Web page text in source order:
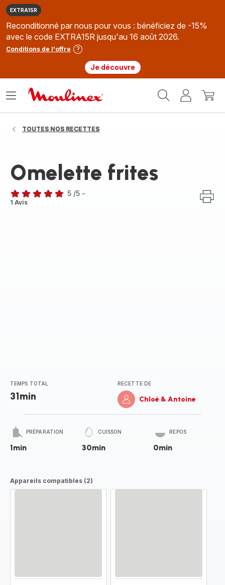
EXTRA15R
Reconditionné par nous pour vous : bénéficiez de -15%
avec le code EXTRA15R jusqu'au 16 août 2026.
Conditions de l'offre
Je découvre
MonMon
Ouvrir
TOUTES NOS RECETTES
Omelette frites
Avis
5 /5 -
1 Avis
TEMPS TOTAL
31min
RECETTE DE
Chloé & Antoine
PRÉPARATION
1min
CUISSON
30min
REPOS
0min
Appareils compatibles (2)